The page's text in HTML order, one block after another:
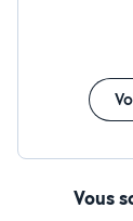
Vous